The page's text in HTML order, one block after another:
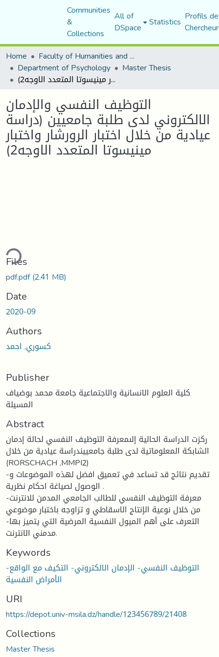
Communities
&
Collections
All of
DSpace Statistics Profils
Home
Faculty of Humanities and Social Sciences
Department of Psychology Master Thesis
التوظيف النفسي والإدمان الالكتروني لدى طلبة جامعيين (دراسة عيادية من خلال اختبار الرورشار واختبار مينيسوتا المتعدد الاوجه2)
التوظيف النفسي والإدمان
الالكتروني لدى طلبة جامعيين (دراسة
عيادية من خلال اختبار الرورشار واختبار
مينيسوتا المتعدد الاوجه2)
Files
pdf.pdf(2.41 MB)
Date
2020-09
Authors
كسوري, احمد
Publisher
كلية العلوم الانسانية والاجتماعية جامعة محمد بوضياف
المسيلة
Abstract
ركزت الدراسة الحالية إلىمعرفة التوظيف النفسي لحالة إدمان
الشابكة المعلوماتية لدى طلبة جامعييندراسة عيادية من خلال
(RORSCHACH ,MMPI2)
-تقديم نتائج قد تساعد في تعميق افضل لهذه الموضوعات و
الوصول لصياغة احكام نظرية .
-معرفة التوظيف النفسي للطالب الجامعي المدمن للانترنت
من خلال نوعية الإنتاج الاسقاطي و تزاوجه باختبار موضوعي
-التعرف على أهم الميول النفسية المرضية التي يتميز بها
مدمني الانترنت.
Keywords
التوظيف النفسي- الإدمان الالكتروني- التكيف مع الواقع-
الأمراض النفسية
URI
https://depot.univ-msila.dz/handle/123456789/21408
Collections
Master Thesis